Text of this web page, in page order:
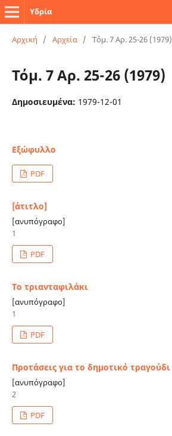
Υδρία
Αρχική / Αρχεία / Τόμ. 7 Αρ. 25-26 (1979)
Τόμ. 7 Αρ. 25-26 (1979)
Δημοσιευμένα: 1979-12-01
Εξώφυλλο
PDF
[άτιτλο]
[ανυπόγραφο]
1
PDF
Το τριανταφιλάκι
[ανυπόγραφο]
1
PDF
Προτάσεις για το δημοτικό τραγούδι
[ανυπόγραφο]
2
PDF